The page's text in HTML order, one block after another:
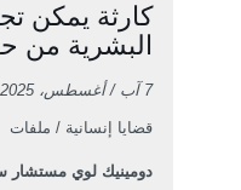
كارثة يمكن
البشرية من
7 آب / أغسطس، 2025
قضايا إنسانية / ملفات
دومينيك لوي مستشار